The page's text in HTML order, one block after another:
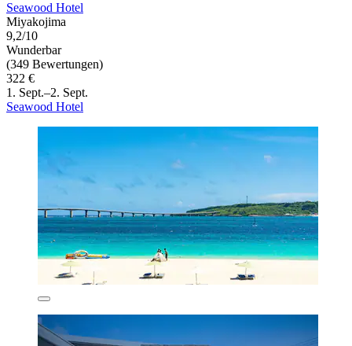
Seawood Hotel
Miyakojima
9,2/10
Wunderbar
(349 Bewertungen)
322 €
1. Sept.–2. Sept.
Seawood Hotel